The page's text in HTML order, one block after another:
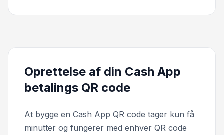
Oprettelse af din Cash App
betalings QR code
At bygge en Cash App QR code tager kun få
minutter og fungerer med enhver QR code